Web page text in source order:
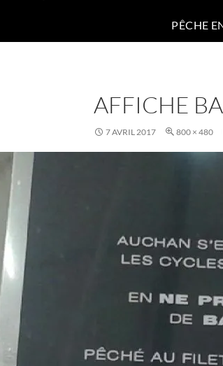
PÊCHE
AFFICHE
7 AVRIL 2017 800 × 480